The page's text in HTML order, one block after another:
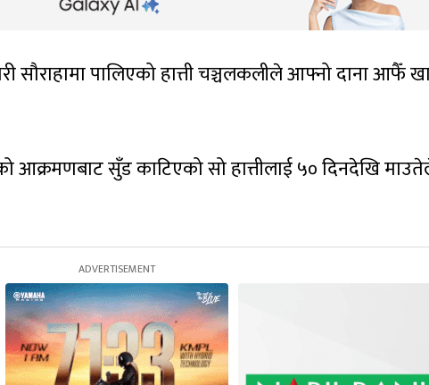
सौराहामा पालिएको हात्ती चञ्चलकलीले आफ्नो दाना आफैँ
आक्रमणबाट सुँड काटिएको सो हात्तीलाई ५० दिनदेखि